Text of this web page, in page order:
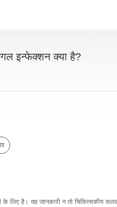
इन्फेक्शन क्या है?
के लिए है। यह जानकारी न तो चिकित्सकीय